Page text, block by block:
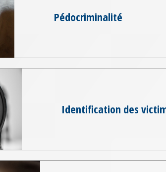
Pédocriminalité
Identification des